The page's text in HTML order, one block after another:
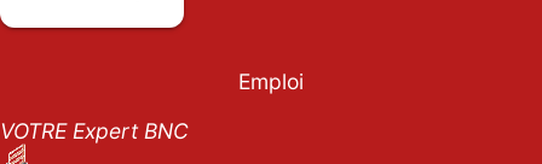
Emploi
VOTRE Expert BNC